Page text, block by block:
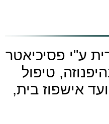
ע"י פסיכיאטר
טיפול
אישפוז בית,